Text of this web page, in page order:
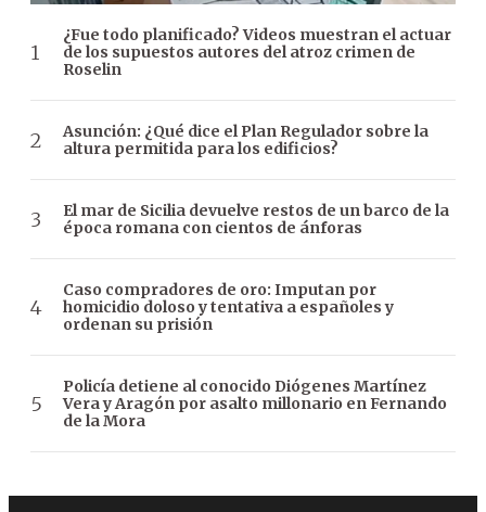
¿Fue todo planificado? Videos muestran el actuar
de los supuestos autores del atroz crimen de
Roselin
Asunción: ¿Qué dice el Plan Regulador sobre la
altura permitida para los edificios?
El mar de Sicilia devuelve restos de un barco de la
época romana con cientos de ánforas
Caso compradores de oro: Imputan por
homicidio doloso y tentativa a españoles y
ordenan su prisión
Policía detiene al conocido Diógenes Martínez
Vera y Aragón por asalto millonario en Fernando
de la Mora